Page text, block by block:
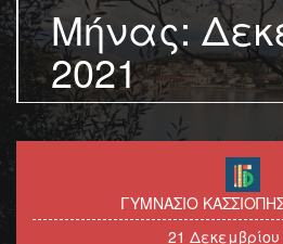
Μήνας:
2021
ΓΥΜΝΑΣΙΟ
21 Δεκεμβρίου